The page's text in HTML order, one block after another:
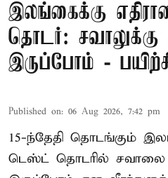
இலங்கைக்கு
தொடர்: சவாலுக்கு
இருப்போம் -
Published on: 06 Aug 2026, 7:42 pm
15-ந்தேதி தொடங்கும்
டெஸ்ட் தொடரில் சவாலை